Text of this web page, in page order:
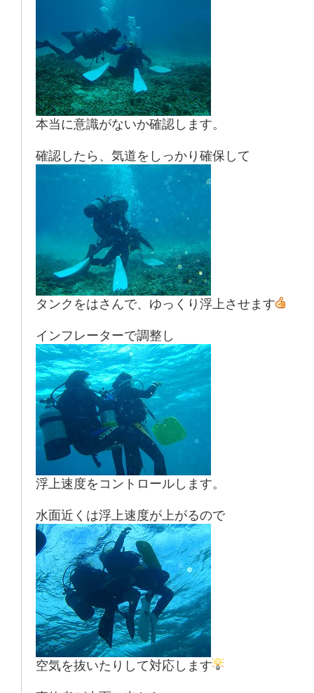
本当に意識がないか確認します。
確認したら、気道をしっかり確保して
タンクをはさんで、ゆっくり浮上させます
インフレーターで調整し
浮上速度をコントロールします。
水面近くは浮上速度が上がるので
空気を抜いたりして対応します